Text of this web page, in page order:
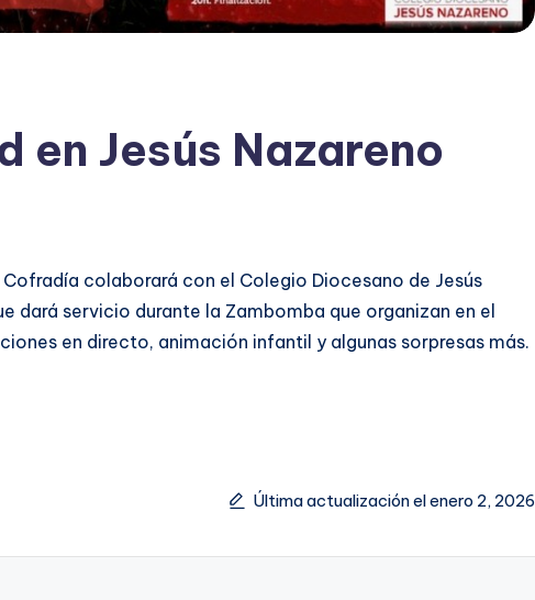
en Jesús Nazareno
colaborará con el Colegio Diocesano de Jesús
dará servicio durante la Zambomba que organizan en el
en directo, animación infantil y algunas sorpresas más.
Última actualización el enero 2, 2026